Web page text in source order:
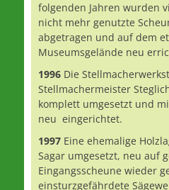
folgenden Jahren wurden
nicht mehr genutzte
abgetragen und auf dem
Museumsgelände neu
1996 Die
Stellmachermeister
komplett umgesetzt und
neu eingerichtet.
1997 Eine ehemalige
Sagar umgesetzt, neu auf
Eingangsscheune wieder
einsturzgefährdete